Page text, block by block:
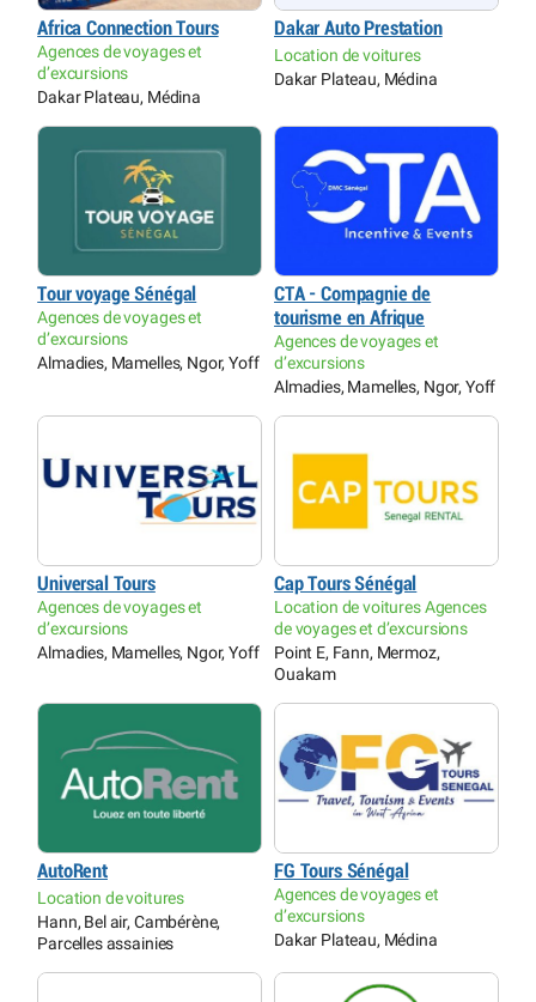
Africa Connection Tours
Agences de voyages et
d’excursions
Dakar Plateau, Médina
Dakar Auto Prestation
Location de voitures
Dakar Plateau, Médina
Tour voyage Sénégal
Agences de voyages et
d’excursions
Almadies, Mamelles, Ngor, Yoff
CTA - Compagnie de
tourisme en Afrique
Agences de voyages et
d’excursions
Almadies, Mamelles, Ngor, Yoff
Universal Tours
Agences de voyages et
d’excursions
Almadies, Mamelles, Ngor, Yoff
Cap Tours Sénégal
Location de voitures Agences
de voyages et d’excursions
Point E, Fann, Mermoz,
Ouakam
AutoRent
Location de voitures
Hann, Bel air, Cambérène,
Parcelles assainies
FG Tours Sénégal
Agences de voyages et
d’excursions
Dakar Plateau, Médina